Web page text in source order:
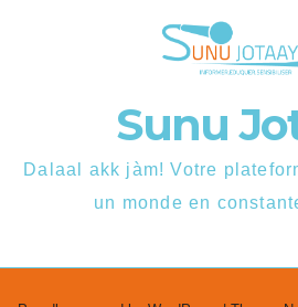
Sunu
Dalaal akk jàm! Votre
un monde en